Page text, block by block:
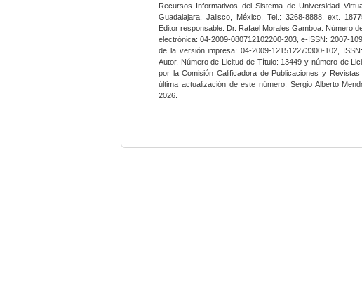
Recursos Informativos del Sistema de Universidad
Guadalajara, Jalisco, México. Tel.: 3268-8888, ext.
Editor responsable: Dr. Rafael Morales Gamboa. Número
electrónica: 04-2009-080712102200-203, e-ISSN: 2007-
de la versión impresa: 04-2009-121512273300-102,
Autor. Número de Licitud de Título: 13449 y número de
por la Comisión Calificadora de Publicaciones y
última actualización de este número: Sergio Alberto
2026.